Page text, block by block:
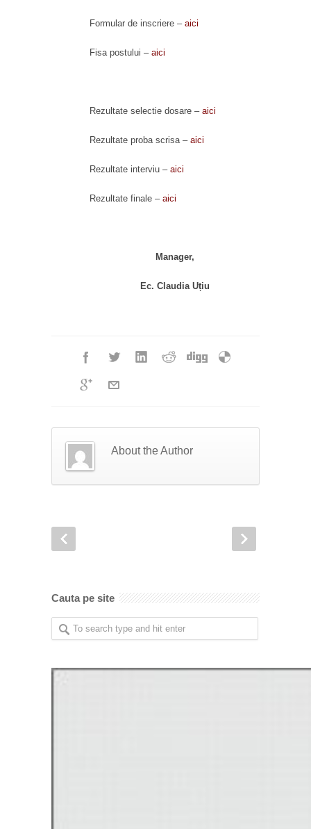
Formular de inscriere – aici
Fisa postului – aici
Rezultate selectie dosare – aici
Rezultate proba scrisa – aici
Rezultate interviu – aici
Rezultate finale – aici
Manager,
Ec. Claudia Uțiu
About the Author
Cauta pe site